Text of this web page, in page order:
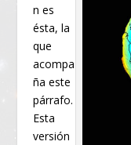
n es
ésta, la
que
acompa
ña este
párrafo.
Esta
versión